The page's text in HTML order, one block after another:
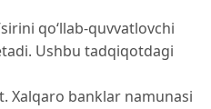
qo‘llab-quvvatlovchi
Ushbu tadqiqotdagi
Xalqaro banklar namunasi